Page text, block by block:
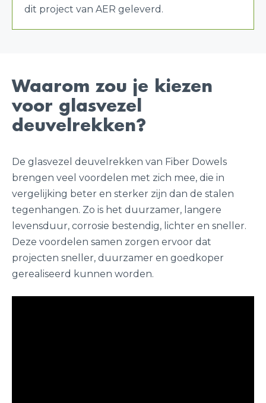
dit project van AER geleverd.
Waarom zou je kiezen
voor glasvezel
deuvelrekken?
De glasvezel deuvelrekken van Fiber Dowels
brengen veel voordelen met zich mee, die in
vergelijking beter en sterker zijn dan de stalen
tegenhangen. Zo is het duurzamer, langere
levensduur, corrosie bestendig, lichter en sneller.
Deze voordelen samen zorgen ervoor dat
projecten sneller, duurzamer en goedkoper
gerealiseerd kunnen worden.